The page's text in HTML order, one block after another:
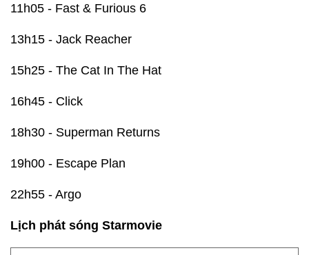
11h05 - Fast & Furious 6
13h15 - Jack Reacher
15h25 - The Cat In The Hat
16h45 - Click
18h30 - Superman Returns
19h00 - Escape Plan
22h55 - Argo
Lịch phát sóng Starmovie